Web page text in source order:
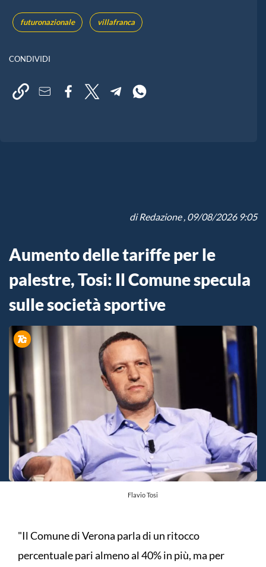
futuronazionale villafranca
CONDIVIDI
diRedazione, 09/08/2026 9:05
Aumento delle tariffe per le
palestre, Tosi: Il Comune specula
sulle società sportive
Flavio Tosi
"Il Comune di Verona parla di un ritocco
percentuale pari almeno al 40% in più, ma per